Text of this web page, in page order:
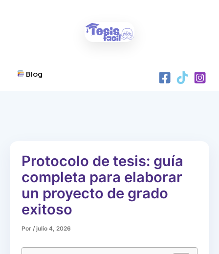
Blog
Protocolo de tesis: guía
completa para elaborar
un proyecto de grado
exitoso
Por / julio 4, 2026